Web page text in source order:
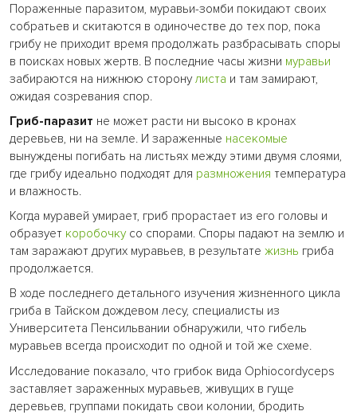
Пораженные паразитом, муравьи-зомби покидают своих
собратьев и скитаются в одиночестве до тех пор, пока
грибу не приходит время продолжать разбрасывать споры
в поисках новых жертв. В последние часы жизни муравьи
забираются на нижнюю сторонулиста и там замирают,
ожидая созревания спор.
Гриб-паразит не может расти ни высоко в кронах
деревьев, ни на земле. И зараженные насекомые
вынуждены погибать на листьях между этими двумя слоями,
где грибу идеально подходят для размножения температура
и влажность.
Когда муравей умирает, гриб прорастает из его головы и
образует коробочкусо спорами. Споры падают на землю и
там заражают других муравьев, в результате жизнь гриба
продолжается.
В ходе последнего детального изучения жизненного цикла
гриба в Тайском дождевом лесу, специалисты из
Университета Пенсильвании обнаружили, что гибель
муравьев всегда происходит по одной и той же схеме.
Исследование показало, что грибок вида Ophiocordyceps
заставляет зараженных муравьев, живущих в гуще
деревьев, группами покидать свои колонии, бродить